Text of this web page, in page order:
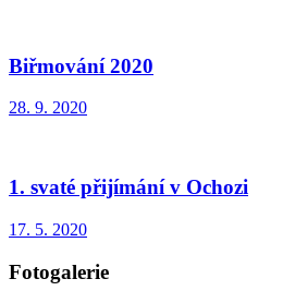
Biřmování 2020
28. 9. 2020
1. svaté přijímání v Ochozi
17. 5. 2020
Fotogalerie